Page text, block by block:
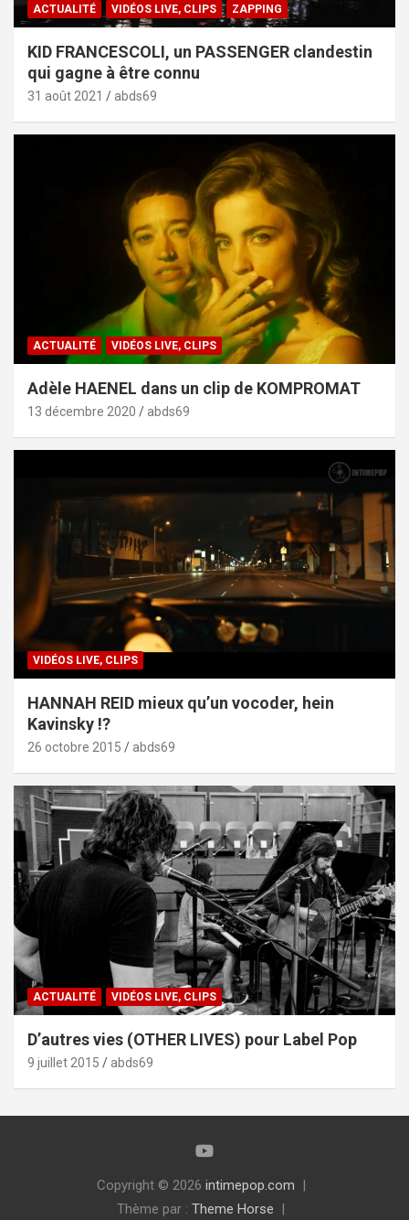
ACTUALITÉ VIDÉOS LIVE, CLIPS ZAPPING
KID FRANCESCOLI, un PASSENGER clandestin
qui gagne à être connu
31 août 2021 abds69
ACTUALITÉ VIDÉOS LIVE, CLIPS
Adèle HAENEL dans un clip de KOMPROMAT
13 décembre 2020 abds69
VIDÉOS LIVE, CLIPS
HANNAH REID mieux qu’un vocoder, hein
Kavinsky !?
26 octobre 2015 abds69
ACTUALITÉ VIDÉOS LIVE, CLIPS
D’autres vies (OTHER LIVES) pour Label Pop
9 juillet 2015 abds69
Copyright © 2026 intimepop.com
Thème par : Theme Horse